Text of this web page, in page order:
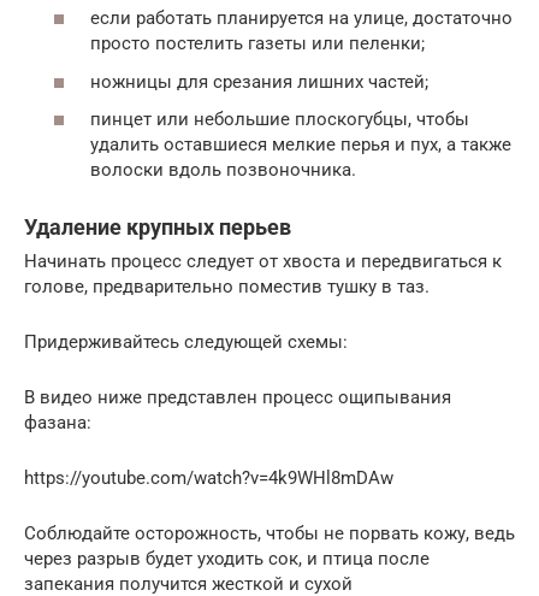
если работать планируется на улице, достаточно
просто постелить газеты или пеленки;
ножницы для срезания лишних частей;
пинцет или небольшие плоскогубцы, чтобы
удалить оставшиеся мелкие перья и пух, а также
волоски вдоль позвоночника.
Удаление крупных перьев
Начинать процесс следует от хвоста и передвигаться к
голове, предварительно поместив тушку в таз.
Придерживайтесь следующей схемы:
В видео ниже представлен процесс ощипывания
фазана:
https://youtube.com/watch?v=4k9WHl8mDAw
Соблюдайте осторожность, чтобы не порвать кожу, ведь
через разрыв будет уходить сок, и птица после
запекания получится жесткой и сухой